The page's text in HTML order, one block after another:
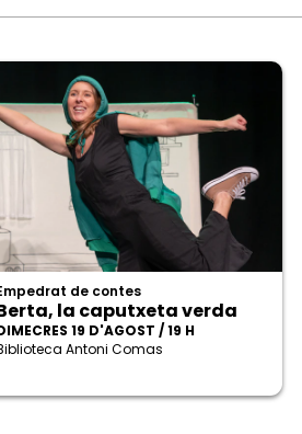
de contes
la caputxeta verda
19 D'AGOST / 19 H
Antoni Comas